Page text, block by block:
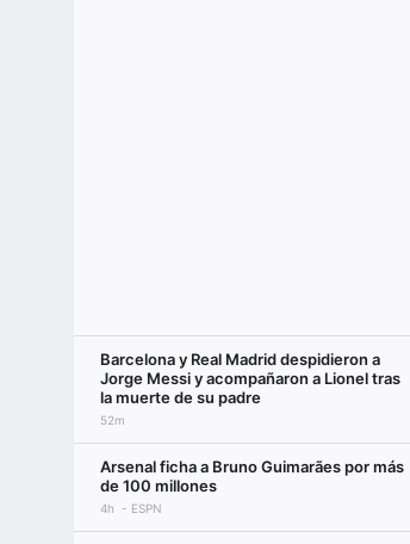
Barcelona y Real Madrid despidieron a
Jorge Messi y acompañaron a Lionel tras
la muerte de su padre
52m
Arsenal ficha a Bruno Guimarães por más
de 100 millones
4h ESPN